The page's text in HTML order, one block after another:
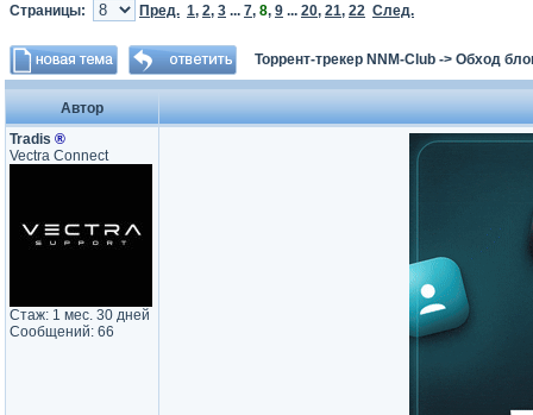
Страницы: Пред. 1, 2, 3 ... 7, 8, 9 ... 20, 21, 22 След.
Торрент-трекер NNM-Club -> Обход
Автор
Tradis ®
Vectra Connect
Стаж: 1 мес. 30 дней
Сообщений: 66